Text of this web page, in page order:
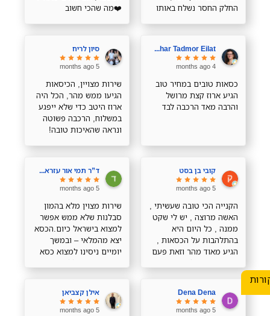
החלק החסר נשלח באותו
❤️מה שהכי חשוב
בקלות
Zohar Tadmor Eilat
4 months ago
כסאות טובים במחיר טוב
הגיע ארוז קצת מרושל
והרבה מאד הרכבה לבד
סיון לריח
5 months ago
שירות מצויין, הכיסאות
הגיעו ממש מהר, הכל היה
ארוז היטב כדי שלא ייפגע
במשלוח, הרכבה פשוטה
ונראה שהאיכות טובה!
קובי בן בסט
5 months ago
הקנייה הכי טובה שעשיתי ,
האשה מרוצה , יש לי שקט
ממנה , כל היום היא
בהתלהבות על הכסאות ,
הגיע מאוד מהר וזאת פעם
ראשונה שקיבלתי כיסאות
ד”ר תמי אור עזרא -המניפה
5 months ago
שירות מצוין מלא בהמון
סבלנות שלא ממש אפשר
למצוא בישראל כיום.הכסא
יצא מהמלאי – ובמשך
יומיים ניסינו למצוא כסא
אחר. בסוף בגלל שנגמר
אחרת ולא חייב
אותי.הכסאות הגיעו
Dena Dena
5 months ago
אילן קצביאן
5 months ago